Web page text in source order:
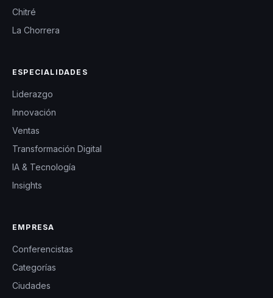
Chitré
La Chorrera
ESPECIALIDADES
Liderazgo
Innovación
Ventas
Transformación Digital
IA & Tecnología
Insights
EMPRESA
Conferencistas
Categorías
Ciudades